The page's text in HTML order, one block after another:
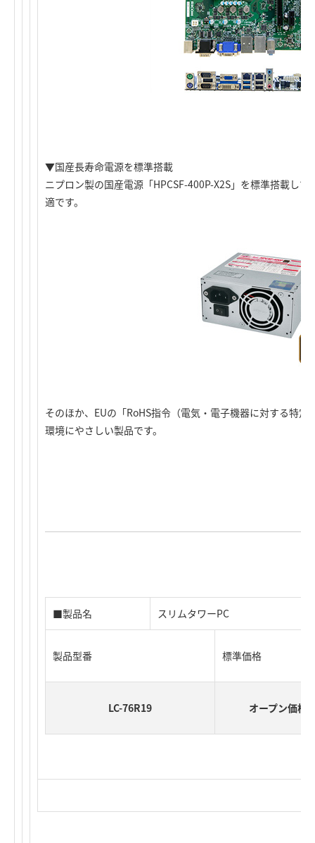
▼国産長寿命電源を標準搭載
ニプロン製の国産電源「HPCSF-400P-X2S」を標準搭載し
適です。
そのほか、EUの「RoHS指令（電気・電子機器に対する特
環境にやさしい製品です。
■製品名 スリムタワーPC
製品型番 標準価格
LC-76R19 オープン価格